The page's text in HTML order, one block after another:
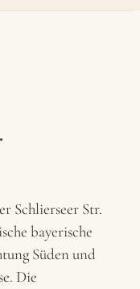
Schlierseer Str.
bayerische
Süden und
Die